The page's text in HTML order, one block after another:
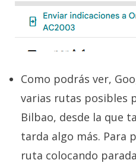
Como podrás ver,
varias rutas posibles
Bilbao, desde la que
tarda algo más. Para
ruta colocando